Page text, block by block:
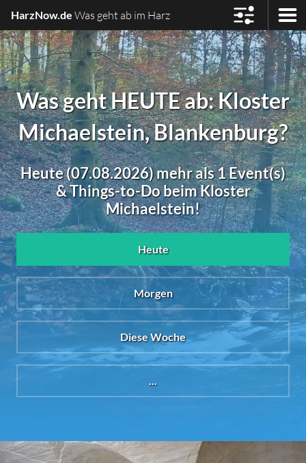
HarzNow.de Was geht ab im Harz
Was geht HEUTE ab: Kloster
Michaelstein, Blankenburg?
Heute (07.08.2026) mehr als 1 Event(s)
& Things-to-Do beim Kloster
Michaelstein!
Heute
Morgen
Diese Woche